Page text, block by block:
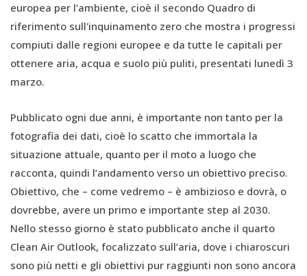
europea per l’ambiente, cioè il secondo Quadro di
riferimento sull'inquinamento zero che mostra i progressi
compiuti dalle regioni europee e da tutte le capitali per
ottenere aria, acqua e suolo più puliti, presentati lunedì 3
marzo.
Pubblicato ogni due anni, è importante non tanto per la
fotografia dei dati, cioè lo scatto che immortala la
situazione attuale, quanto per il moto a luogo che
racconta, quindi l’andamento verso un obiettivo preciso.
Obiettivo, che – come vedremo – è ambizioso e dovrà, o
dovrebbe, avere un primo e importante step al 2030.
Nello stesso giorno è stato pubblicato anche il quarto
Clean Air Outlook, focalizzato sull’aria, dove i chiaroscuri
sono più netti e gli obiettivi pur raggiunti non sono ancora